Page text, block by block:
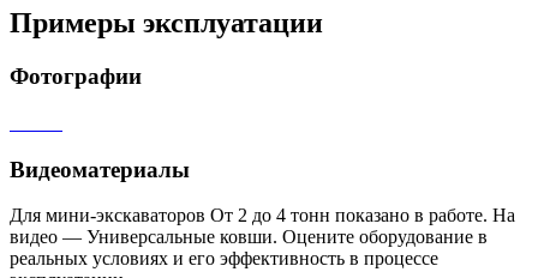
Примеры эксплуатации
Фотографии
Видеоматериалы
Для мини-экскаваторов От 2 до 4 тонн показано в работе. На
видео — Универсальные ковши. Оцените оборудование в
реальных условиях и его эффективность в процессе